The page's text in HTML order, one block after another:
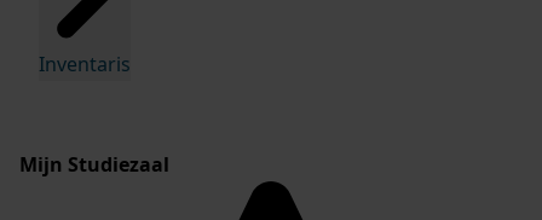
Inventaris
Mijn Studiezaal